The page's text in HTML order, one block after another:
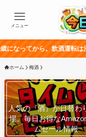
メニュー
。飲酒運転は法律で禁止
ホーム 梅酒
人気の『酒』が日替わ
場。毎日お得な
ムセール情報